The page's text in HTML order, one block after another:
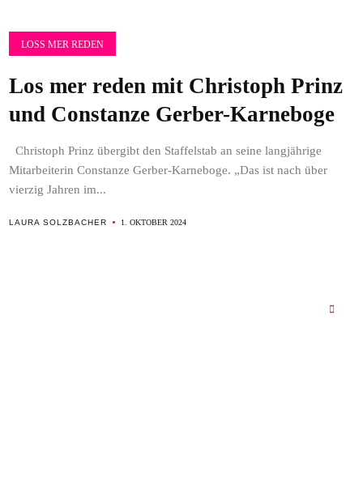
LOSS MER REDEN
Los mer reden mit Christoph Prinz
und Constanze Gerber-Karneboge
Christoph Prinz übergibt den Staffelstab an seine langjährige
Mitarbeiterin Constanze Gerber-Karneboge. „Das ist nach über
vierzig Jahren im...
LAURA SOLZBACHER 1. OKTOBER 2024